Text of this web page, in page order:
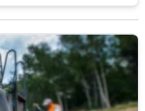
и переработки
и для непищевых
Тип по назначению:
Другое